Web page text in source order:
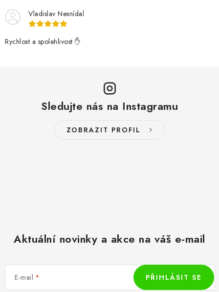
Vladislav Nesnídal
Rychlost a spolehlivost ✋
Sledujte nás na Instagramu
ZOBRAZIT PROFIL
Aktuální novinky a akce na váš e-mail
E-mail PŘIHLÁSIT SE